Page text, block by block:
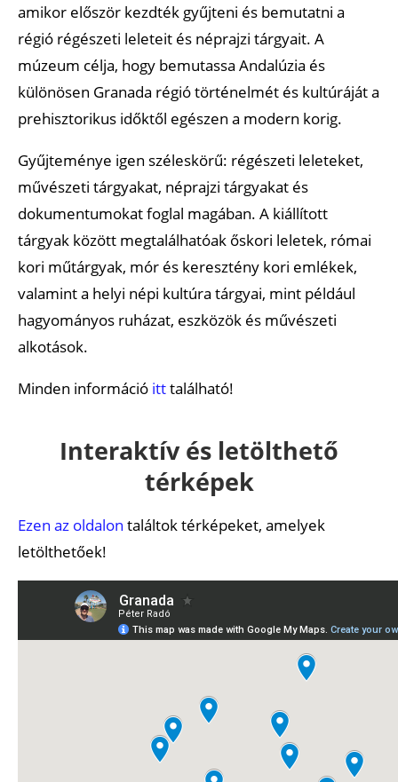
amikor először kezdték gyűjteni és bemutatni a
régió régészeti leleteit és néprajzi tárgyait. A
múzeum célja, hogy bemutassa Andalúzia és
különösen Granada régió történelmét és kultúráját a
prehisztorikus időktől egészen a modern korig.
Gyűjteménye igen széleskörű: régészeti leleteket,
művészeti tárgyakat, néprajzi tárgyakat és
dokumentumokat foglal magában. A kiállított
tárgyak között megtalálhatóak őskori leletek, római
kori műtárgyak, mór és keresztény kori emlékek,
valamint a helyi népi kultúra tárgyai, mint például
hagyományos ruházat, eszközök és művészeti
alkotások.
Minden információ itttalálható!
Interaktív és letölthető
térképek
Ezen az oldalon találtok térképeket, amelyek
letölthetőek!